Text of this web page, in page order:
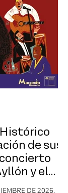
de sus
y el
en el
DE 2026,